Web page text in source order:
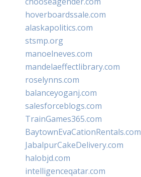
hoverboardssale.com
alaskapolitics.com
stsmp.org
manoelneves.com
mandelaeffectlibrary.com
roselynns.com
balanceyoganj.com
salesforceblogs.com
TrainGames365.com
BaytownEvaCationRentals.com
JabalpurCakeDelivery.com
halobjd.com
intelligenceqatar.com